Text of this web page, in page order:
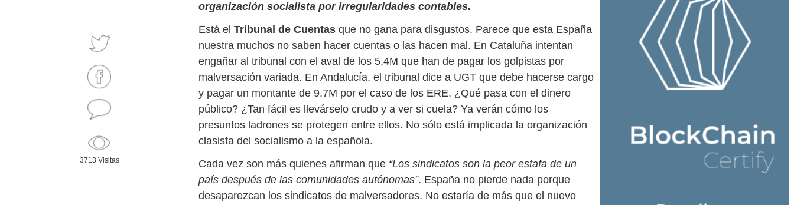
3713 Visitas
organización socialista por irregularidades contables.
Está el Tribunal de Cuentas que no gana para disgustos. Parece que esta España
nuestra muchos no saben hacer cuentas o las hacen mal. En Cataluña intentan
engañar al tribunal con el aval de los 5,4M que han de pagar los golpistas por
malversación variada. En Andalucía, el tribunal dice a UGT que debe hacerse cargo
y pagar un montante de 9,7M por el caso de los ERE. ¿Qué pasa con el dinero
público? ¿Tan fácil es llevárselo crudo y a ver si cuela? Ya verán cómo los
presuntos ladrones se protegen entre ellos. No sólo está implicada la organización
clasista del socialismo a la española.
Cada vez son más quienes afirman que “Los sindicatos son la peor estafa de un
país después de las comunidades autónomas”. España no pierde nada porque
desaparezcan los sindicatos de malversadores. No estaría de más que el nuevo